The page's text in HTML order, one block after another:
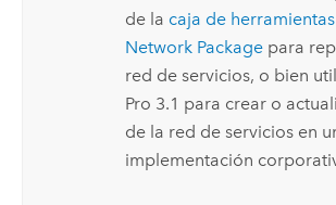
de la caja de
Network Package para
red de servicios, o bien
Pro 3.1 para crear o
de la red de servicios en
implementación